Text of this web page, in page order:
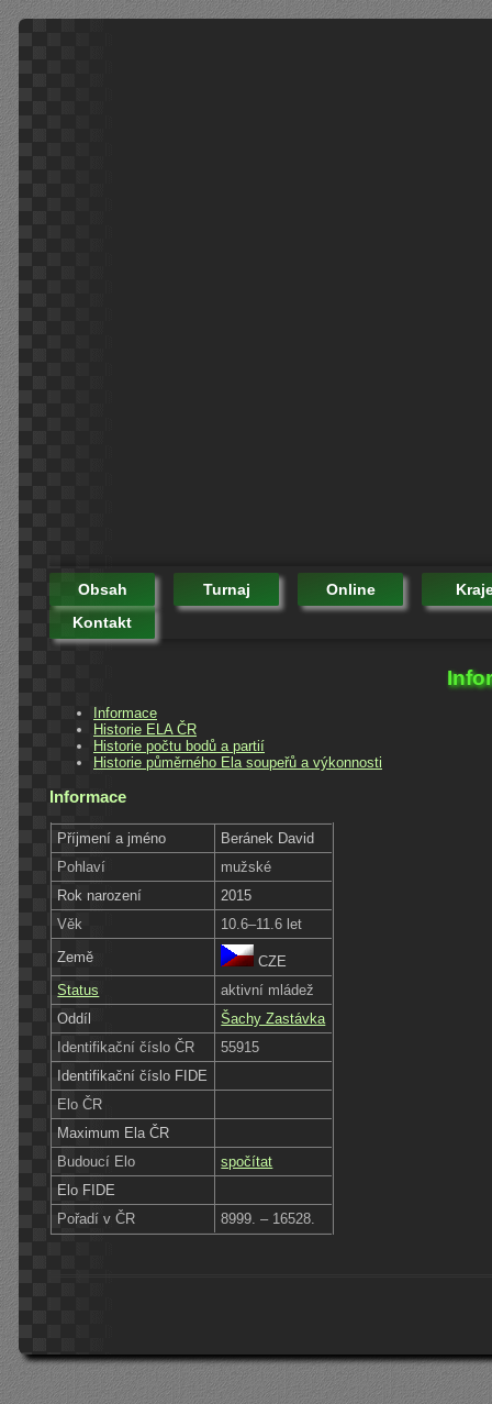
Obsah Turnaj Online
Kontakt
Informace
Historie ELA ČR
Historie počtu bodů a partií
Historie půměrného Ela soupeřů a výkonnosti
Informace
Příjmení a jméno
Beránek David
Pohlaví
mužské
Rok narození
2015
Věk
10.6–11.6 let
Země
CZE
Status
aktivní mládež
Oddíl
Šachy Zastávka
Identifikační číslo ČR
55915
Identifikační číslo FIDE
Elo ČR
Maximum Ela ČR
Budoucí Elo
spočítat
Elo FIDE
Pořadí v ČR
8999. – 16528.